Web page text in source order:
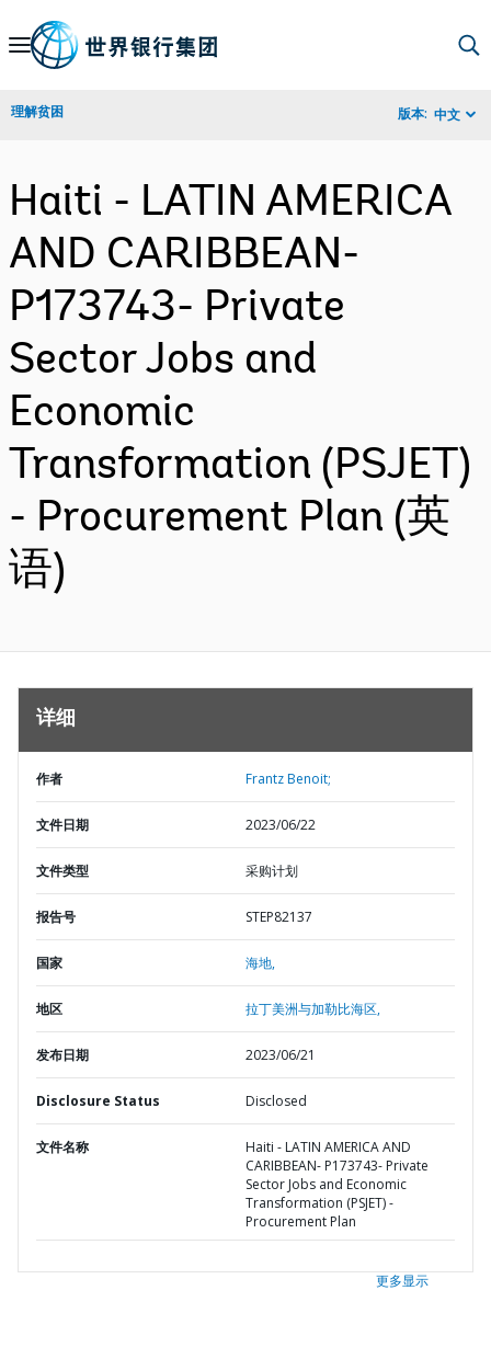
Skip
Navigation
理解贫困 版本: 中文
Haiti - LATIN AMERICA
AND CARIBBEAN-
P173743- Private
Sector Jobs and
Economic
Transformation (PSJET)
- Procurement Plan (英
语)
详细
作者 Frantz Benoit;
文件日期 2023/06/22
文件类型 采购计划
报告号 STEP82137
国家 海地,
地区 拉丁美洲与加勒比海区,
发布日期 2023/06/21
Disclosure Status Disclosed
文件名称
Haiti - LATIN AMERICA AND
CARIBBEAN- P173743- Private
Sector Jobs and Economic
Transformation (PSJET) -
Procurement Plan
更多显示